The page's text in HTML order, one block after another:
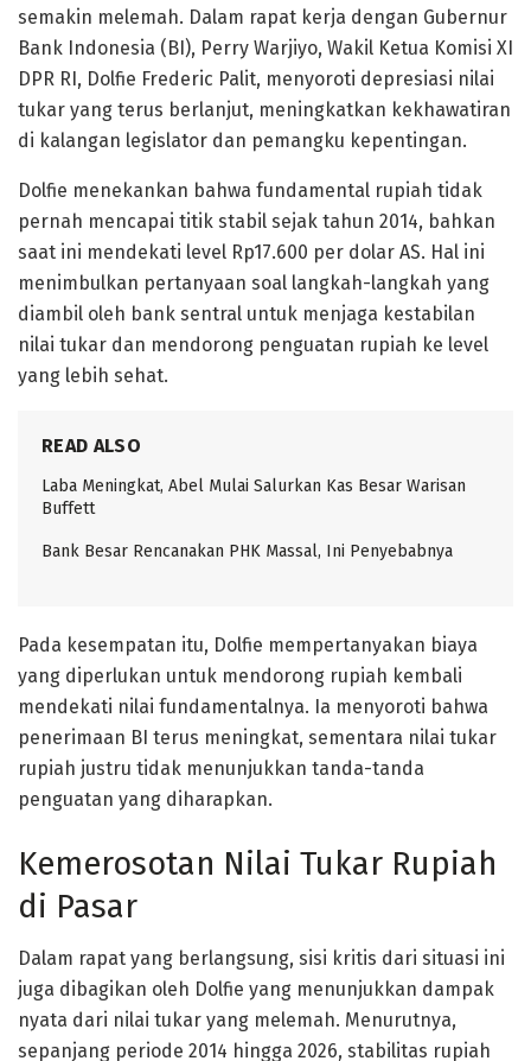
semakin melemah. Dalam rapat kerja dengan Gubernur
Bank Indonesia (BI), Perry Warjiyo, Wakil Ketua Komisi XI
DPR RI, Dolfie Frederic Palit, menyoroti depresiasi nilai
tukar yang terus berlanjut, meningkatkan kekhawatiran
di kalangan legislator dan pemangku kepentingan.
Dolfie menekankan bahwa fundamental rupiah tidak
pernah mencapai titik stabil sejak tahun 2014, bahkan
saat ini mendekati level Rp17.600 per dolar AS. Hal ini
menimbulkan pertanyaan soal langkah-langkah yang
diambil oleh bank sentral untuk menjaga kestabilan
nilai tukar dan mendorong penguatan rupiah ke level
yang lebih sehat.
READ ALSO
Laba Meningkat, Abel Mulai Salurkan Kas Besar Warisan
Buffett
Bank Besar Rencanakan PHK Massal, Ini Penyebabnya
Pada kesempatan itu, Dolfie mempertanyakan biaya
yang diperlukan untuk mendorong rupiah kembali
mendekati nilai fundamentalnya. Ia menyoroti bahwa
penerimaan BI terus meningkat, sementara nilai tukar
rupiah justru tidak menunjukkan tanda-tanda
penguatan yang diharapkan.
Kemerosotan Nilai Tukar Rupiah
di Pasar
Dalam rapat yang berlangsung, sisi kritis dari situasi ini
juga dibagikan oleh Dolfie yang menunjukkan dampak
nyata dari nilai tukar yang melemah. Menurutnya,
sepanjang periode 2014 hingga 2026, stabilitas rupiah